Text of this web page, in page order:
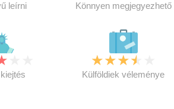
leírni Könnyen megjegyezhető
★★★★
Külföldiek véleménye